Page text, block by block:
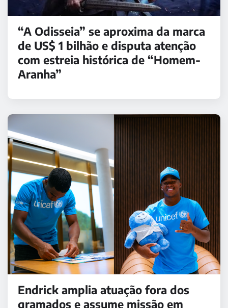
“A Odisseia” se aproxima da marca
de US$ 1 bilhão e disputa atenção
com estreia histórica de “Homem-
Aranha”
Endrick amplia atuação fora dos
gramados e assume missão em